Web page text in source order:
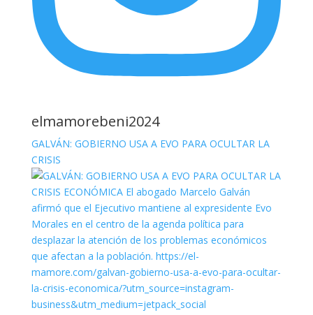
elmamorebeni2024
GALVÁN: GOBIERNO USA A EVO PARA OCULTAR LA
CRISIS